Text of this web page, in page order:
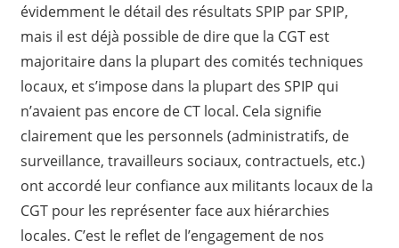
évidemment le détail des résultats SPIP par SPIP,
mais il est déjà possible de dire que la CGT est
majoritaire dans la plupart des comités techniques
locaux, et s’impose dans la plupart des SPIP qui
n’avaient pas encore de CT local. Cela signifie
clairement que les personnels (administratifs, de
surveillance, travailleurs sociaux, contractuels, etc.)
ont accordé leur confiance aux militants locaux de la
CGT pour les représenter face aux hiérarchies
locales. C’est le reflet de l’engagement de nos